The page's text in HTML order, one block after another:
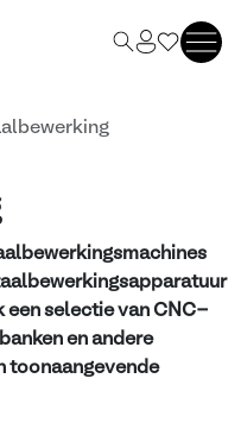
een selectie van CNC-
en andere
toonaangevende